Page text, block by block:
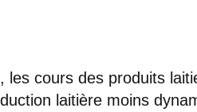
les cours des produits
laitière moins